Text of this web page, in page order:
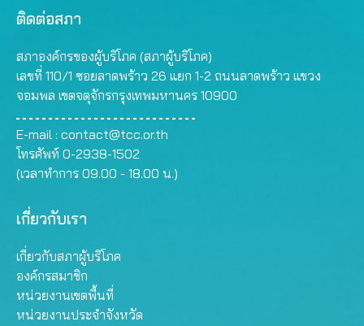
ติดต่อสภา
สภาองค์กรของผู้บริโภค (สภาผู้บริโภค)
เลขที่ 110/1 ซอยลาดพร้าว 26 แยก 1-2 ถนนลาดพร้าว แขวง
จอมพล เขตจตุจักรกรุงเทพมหานคร 10900
E-mail : contact@tcc.or.th
โทรศัพท์ 0-2938-1502
(เวลาทำการ 09.00 - 18.00 น.)
เกี่ยวกับเรา
เกี่ยวกับสภาผู้บริโภค
องค์กรสมาชิก
หน่วยงานเขตพื้นที่
หน่วยงานประจำจังหวัด